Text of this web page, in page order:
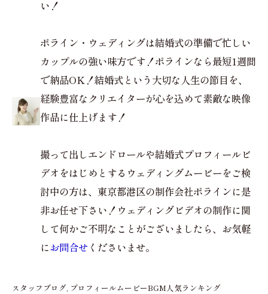
い！
ポライン・ウェディングは結婚式の準備で忙しい
カップルの強い味方です！ポラインなら最短1週間
で納品OK！結婚式という大切な人生の節目を、
経験豊富なクリエイターが心を込めて素敵な映像
作品に仕上げます！
撮って出しエンドロールや結婚式プロフィールビ
デオをはじめとするウェディングムービーをご検
討中の方は、東京都港区の制作会社ポラインに是
非お任せ下さい！ウェディングビデオの制作に関
して何かご不明なことがございましたら、お気軽
にお問合せ くださいませ。
スタッフブログ プロフィールムービーBGM人気ランキング